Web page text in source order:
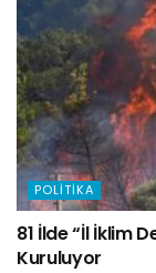
POLITIKA
81 İlde “İl İklim
Kuruluyor